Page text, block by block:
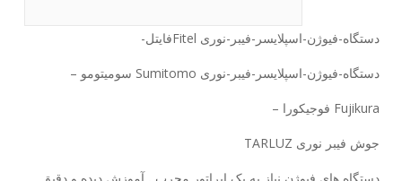
-فایتلFitel دستگاه-فیوژن-اسپلایسر-فیبر-نوری
– سومیتومو Sumitomo دستگاه-فیوژن-اسپلایسر-فیبر-نوری
– فوجیکورا Fujikura
TARLUZ جوش فیبر نوری